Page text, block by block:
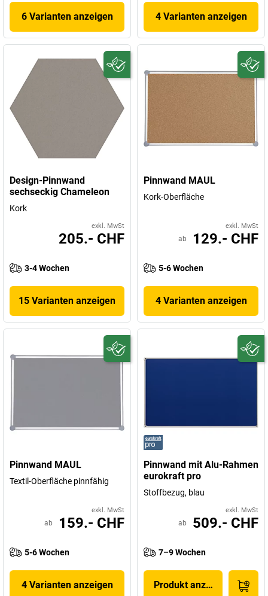
6 Varianten anzeigen 4 Varianten anzeigen
Design-Pinnwand
sechseckig Chameleon
Kork
exkl. MwSt
205.- CHF
3-4 Wochen
15 Varianten anzeigen
Pinnwand MAUL
Kork-Oberfläche
exkl. MwSt
ab 129.- CHF
5-6 Wochen
4 Varianten anzeigen
Pinnwand MAUL
Textil-Oberfläche pinnfähig
exkl. MwSt
ab 159.- CHF
5-6 Wochen
4 Varianten anzeigen
Pinnwand mit Alu-Rahmen
eurokraft pro
Stoffbezug, blau
exkl. MwSt
ab 509.- CHF
7–9 Wochen
Produkt anzeigen